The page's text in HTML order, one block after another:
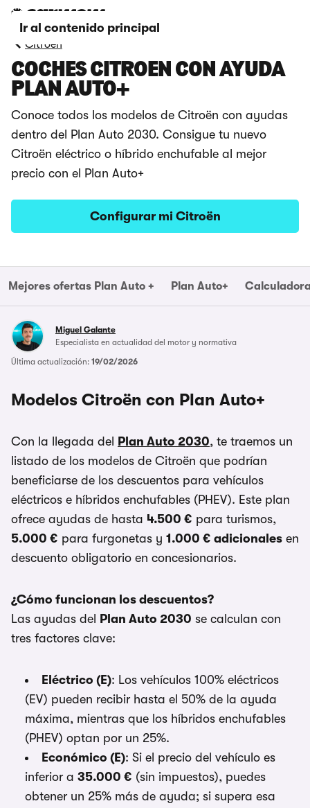
Ir al contenido principal
Citroën
COCHES CITROËN CON AYUDA
PLAN AUTO+
Conoce todos los modelos de Citroën con ayudas
dentro del Plan Auto 2030. Consigue tu nuevo
Citroën eléctrico o híbrido enchufable al mejor
precio con el Plan Auto+
Configurar mi Citroën
Mejores ofertas Plan Auto + Plan Auto+
Miguel Galante
Especialista en actualidad del motor y normativa
Última actualización: 19/02/2026
Modelos Citroën con Plan Auto+
Con la llegada del Plan Auto 2030, te traemos un
listado de los modelos de Citroën que podrían
beneficiarse de los descuentos para vehículos
eléctricos e híbridos enchufables (PHEV). Este plan
ofrece ayudas de hasta 4.500 € para turismos,
5.000 € para furgonetas y 1.000 € adicionales en
descuento obligatorio en concesionarios.
¿Cómo funcionan los descuentos?
Las ayudas del
Plan Auto 2030 se calculan con
tres factores clave:
Eléctrico (E): Los vehículos 100% eléctricos
(EV) pueden recibir hasta el 50% de la ayuda
máxima, mientras que los híbridos enchufables
(PHEV) optan por un 25%.
Económico (E): Si el precio del vehículo es
inferior a 35.000 € (sin impuestos), puedes
obtener un 25% más de ayuda; si supera esa